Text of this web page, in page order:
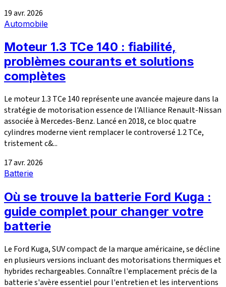
19 avr. 2026
Automobile
Moteur 1.3 TCe 140 : fiabilité,
problèmes courants et solutions
complètes
Le moteur 1.3 TCe 140 représente une avancée majeure dans la
stratégie de motorisation essence de l'Alliance Renault-Nissan
associée à Mercedes-Benz. Lancé en 2018, ce bloc quatre
cylindres moderne vient remplacer le controversé 1.2 TCe,
tristement c&...
17 avr. 2026
Batterie
Où se trouve la batterie Ford Kuga :
guide complet pour changer votre
batterie
Le Ford Kuga, SUV compact de la marque américaine, se décline
en plusieurs versions incluant des motorisations thermiques et
hybrides rechargeables. Connaître l'emplacement précis de la
batterie s'avère essentiel pour l'entretien et les interventions